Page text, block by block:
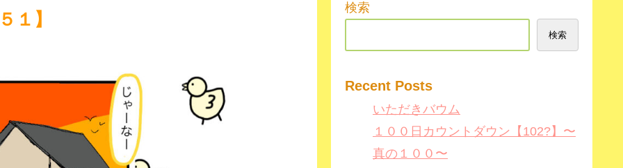
１】
検索
検索
Recent Posts
いただきバウム
１００日カウントダウン【102?】〜
真の１００〜